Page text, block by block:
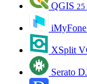
QGIS 25
XSplit
Serato